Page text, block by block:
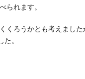
られます。
くろうかとも考えまし
。